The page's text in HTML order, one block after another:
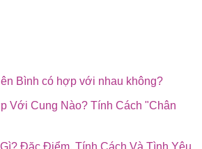
Bình có hợp với nhau không?
Với Cung Nào? Tính Cách "Chân